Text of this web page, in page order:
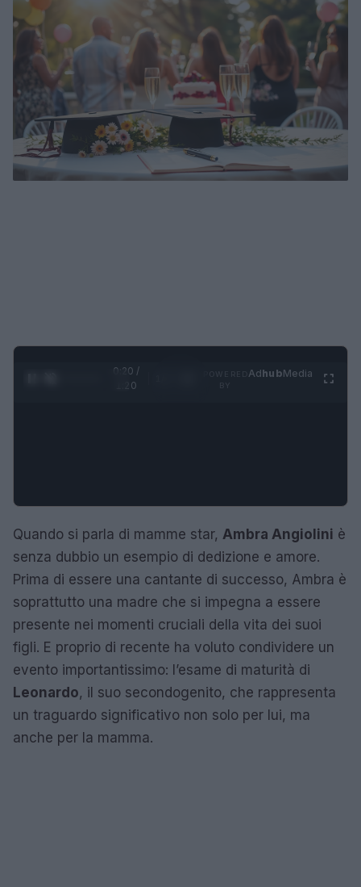
0:20 /
1:20
AdhubMedia
Quando si parla di mamme star, Ambra Angiolini è
senza dubbio un esempio di dedizione e amore.
Prima di essere una cantante di successo, Ambra è
soprattutto una madre che si impegna a essere
presente nei momenti cruciali della vita dei suoi
figli. E proprio di recente ha voluto condividere un
evento importantissimo: l’esame di maturità di
Leonardo, il suo secondogenito, che rappresenta
un traguardo significativo non solo per lui, ma
anche per la mamma.